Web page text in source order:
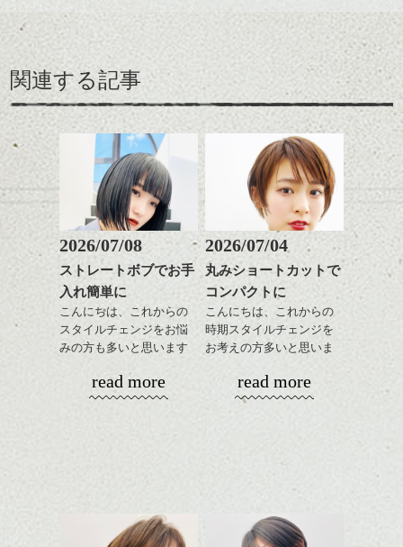
関連する記事
2026/07/08
ストレートボブでお手
入れ簡単に
こんにちは、これからの
スタイルチェンジをお悩
みの方も多いと思います
やっぱりボブでお手入れ
しやすいスタイルだと毎
も出しやすくていろいろ
read more
2026/07/04
丸みショートカットで
コンパクトに
こんにちは、これからの
時期スタイルチェンジを
お考えの方多いと思いま
コンパクトなフォルムが
グも簡単で良いので朝の
そんなショートカット。
read more